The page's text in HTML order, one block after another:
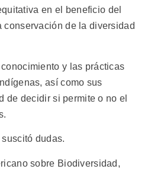
en el beneficio del
conservación de la diversidad
y las prácticas
así como sus
de decidir si permite o no el
dudas.
sobre Biodiversidad,